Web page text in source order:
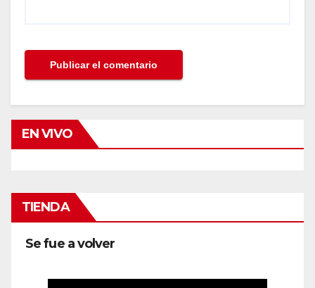
EN VIVO
TIENDA
Se fue a volver